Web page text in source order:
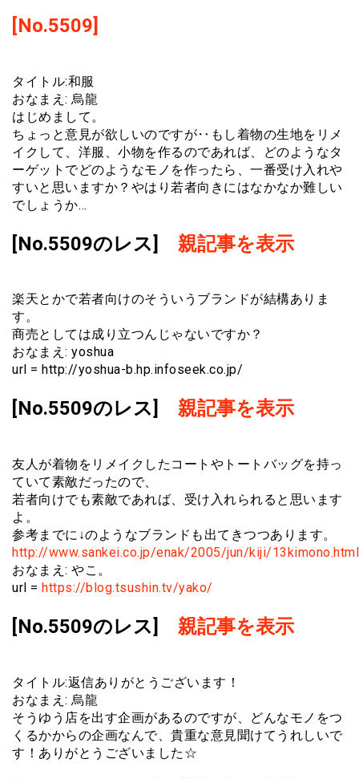
[No.5509]
タイトル:和服
おなまえ: 烏龍
はじめまして。
ちょっと意見が欲しいのですが‥もし着物の生地をリメ
イクして、洋服、小物を作るのであれば、どのようなタ
ーゲットでどのようなモノを作ったら、一番受け入れや
すいと思いますか？やはり若者向きにはなかなか難しい
でしょうか…
[No.5509のレス] 親記事を表示
楽天とかで若者向けのそういうブランドが結構ありま
す。
商売としては成り立つんじゃないですか？
おなまえ: yoshua
url = http://yoshua-b.hp.infoseek.co.jp/
[No.5509のレス] 親記事を表示
友人が着物をリメイクしたコートやトートバッグを持っ
ていて素敵だったので、
若者向けでも素敵であれば、受け入れられると思います
よ。
参考までに↓のようなブランドも出てきつつあります。
http://www.sankei.co.jp/enak/2005/jun/kiji/13kimono.html
おなまえ: やこ。
url = https://blog.tsushin.tv/yako/
[No.5509のレス] 親記事を表示
タイトル:返信ありがとうございます！
おなまえ: 烏龍
そうゆう店を出す企画があるのですが、どんなモノをつ
くるかからの企画なんで、貴重な意見聞けてうれしいで
す！ありがとうございました☆